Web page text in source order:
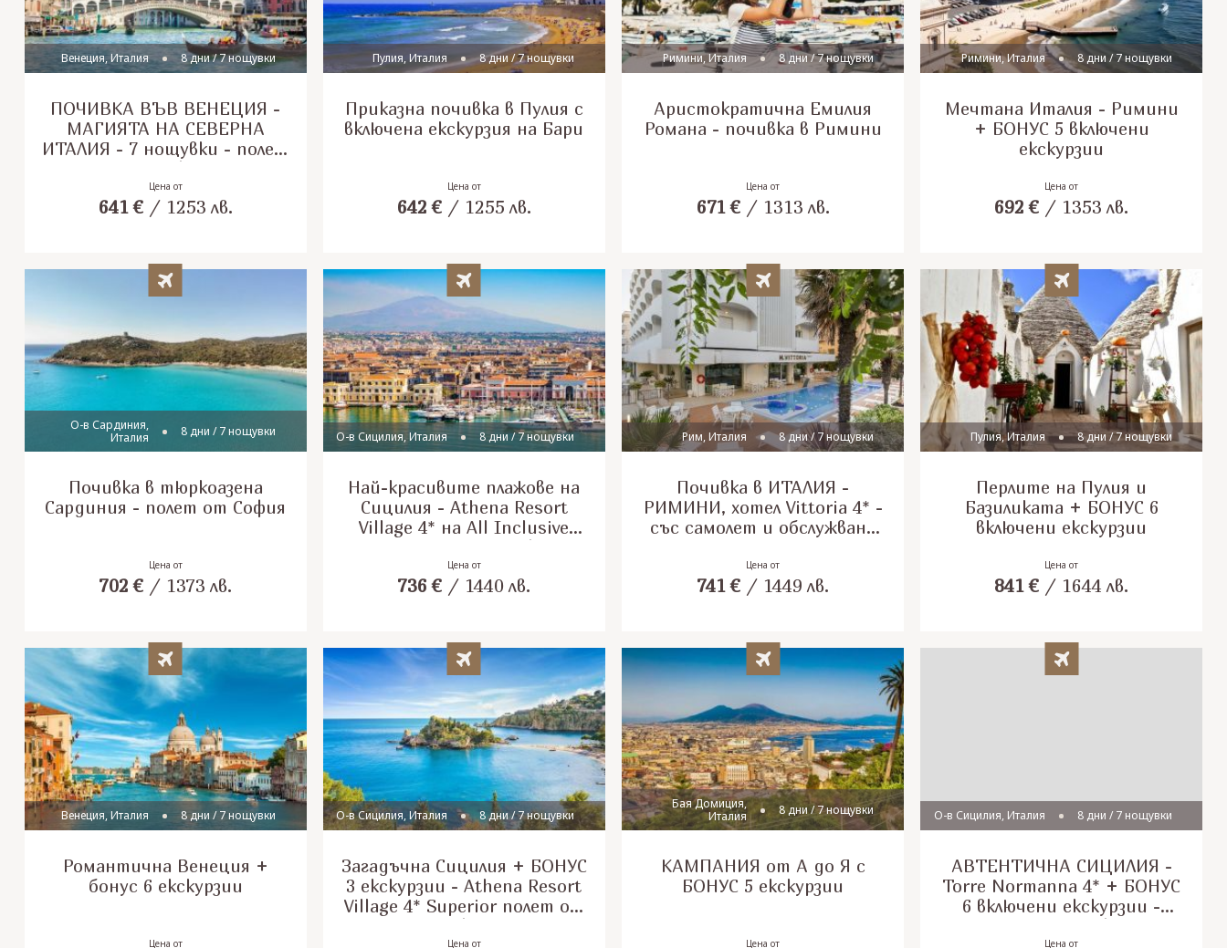
Венеция, Италия 8 дни / 7 нощувки
ПОЧИВКА ВЪВ ВЕНЕЦИЯ -
МАГИЯТА НА СЕВЕРНА
ИТАЛИЯ - 7 нощувки - полет
Цена от
641 €/ 1253 лв.
Пулия, Италия 8 дни / 7 нощувки
Приказна почивка в Пулия с
включена екскурзия на Бари
Цена от
642 €/ 1255 лв.
Римини, Италия 8 дни / 7 нощувки
Аристократична Емилия
Романа - почивка в Римини
Цена от
671 €/ 1313 лв.
Римини, Италия 8 дни / 7 нощувки
Мечтана Италия - Римини
+ БОНУС 5 включени
екскурзии
Цена от
692 € / 1353 лв.
О-в Сардиния,
Италия
8 дни / 7 нощувки
Почивка в тюркоазена
Сардиния - полет от София
Цена от
702 € / 1373 лв.
О-в Сицилия, Италия 8 дни / 7 нощувки
Най-красивите плажове на
Сицилия - Athena Resort
Village 4* на All Inclusive
Цена от
736 € / 1440 лв.
Рим, Италия 8 дни / 7 нощувки
Почивка в ИТАЛИЯ -
РИМИНИ, хотел Vittoria 4* -
със самолет и обслужване
Гарантирани места!
Цена от
741 € / 1449 лв.
Пулия, Италия 8 дни / 7 нощувки
Перлите на Пулия и
Базиликата + БОНУС 6
включени екскурзии
Цена от
841 € / 1644 лв.
Венеция, Италия 8 дни / 7 нощувки
Романтична Венеция +
бонус 6 екскурзии
Цена от
О-в Сицилия, Италия 8 дни / 7 нощувки
Загадъчна Сицилия + БОНУС
3 екскурзии - Athena Resort
Village 4* Superior полет от
Цена от
Бая Домиция,
Италия
8 дни / 7 нощувки
КАМПАНИЯ от А до Я с
БОНУС 5 екскурзии
Цена от
О-в Сицилия, Италия 8 дни / 7 нощувки
АВТЕНТИЧНА СИЦИЛИЯ -
Torre Normanna 4* + БОНУС
6 включени екскурзии -
Цена от